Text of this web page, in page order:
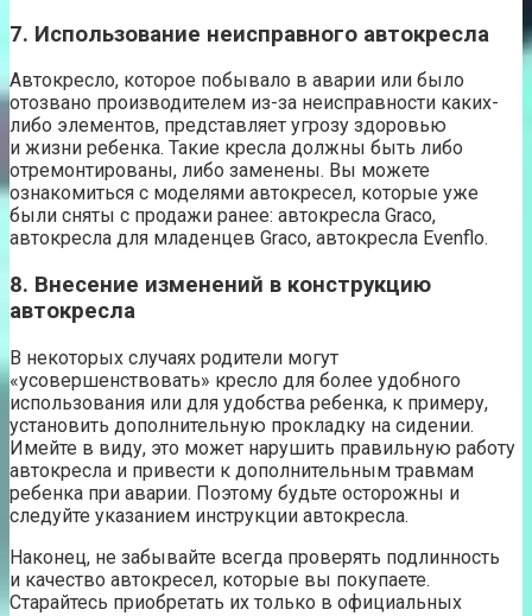
7. Использование неисправного автокресла
Автокресло, которое побывало в аварии или было
отозвано производителем из-за неисправности каких-
либо элементов, представляет угрозу здоровью
и жизни ребенка. Такие кресла должны быть либо
отремонтированы, либо заменены. Вы можете
ознакомиться с моделями автокресел, которые уже
были сняты с продажи ранее: автокресла Graco,
автокресла для младенцев Graco, автокресла Evenflo.
8. Внесение изменений в конструкцию
автокресла
В некоторых случаях родители могут
«усовершенствовать» кресло для более удобного
использования или для удобства ребенка, к примеру,
установить дополнительную прокладку на сидении.
Имейте в виду, это может нарушить правильную работу
автокресла и привести к дополнительным травмам
ребенка при аварии. Поэтому будьте осторожны и
следуйте указанием инструкции автокресла.
Наконец, не забывайте всегда проверять подлинность
и качество автокресел, которые вы покупаете.
Старайтесь приобретать их только в официальных